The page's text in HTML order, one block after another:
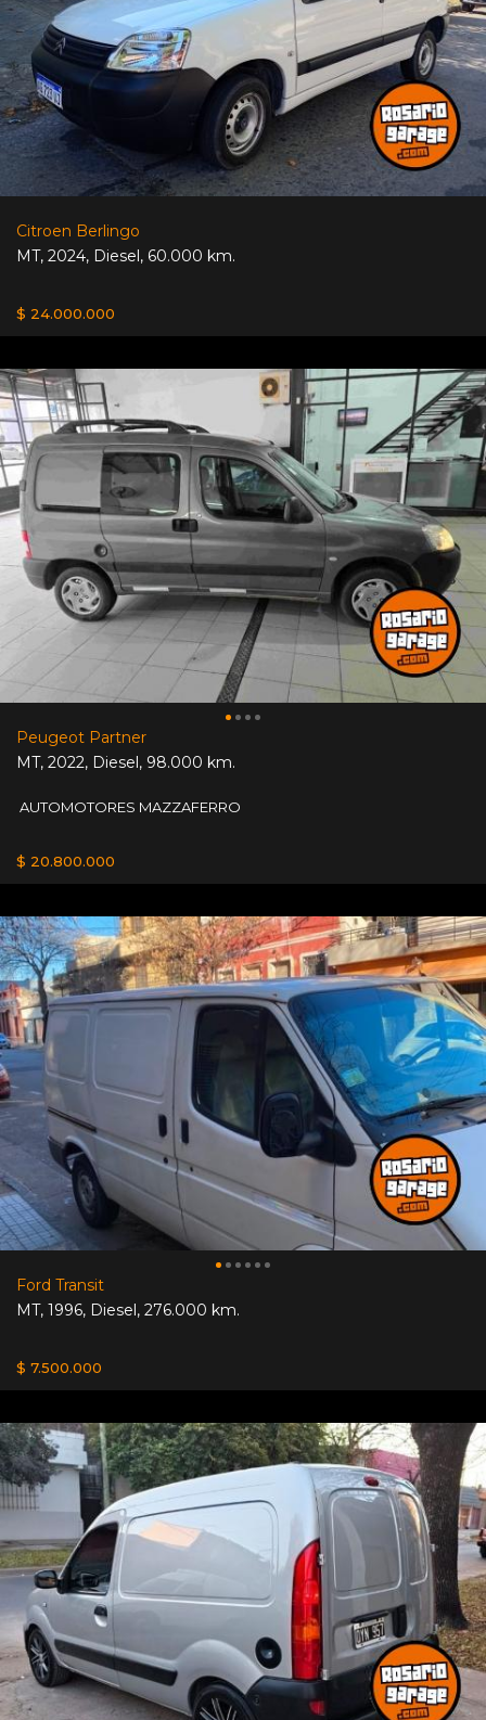
Citroen Berlingo
MT, 2024, Diesel, 60.000 km.
$ 24.000.000
Peugeot Partner
MT, 2022, Diesel, 98.000 km.
AUTOMOTORES MAZZAFERRO
$ 20.800.000
Ford Transit
MT, 1996, Diesel, 276.000 km.
$ 7.500.000